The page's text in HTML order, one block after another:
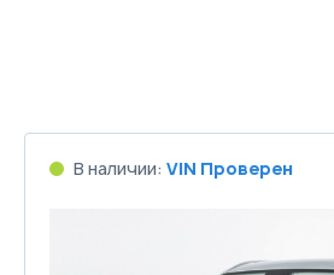
В наличии: VIN Проверен